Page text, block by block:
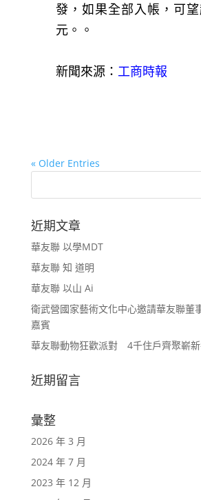
發，如果全部入帳，可
元。。
新聞來源： 工商時報
« Older Entries
近期文章
華友聯 以學MDT
華友聯 知 道明
華友聯 以山 Ai
衛武營國家藝術文化中心邀請華友聯董
嘉賓
華友聯動物狂歡派對 4千住戶齊聚嶄
近期留言
彙整
2026 年 3 月
2024 年 7 月
2023 年 12 月